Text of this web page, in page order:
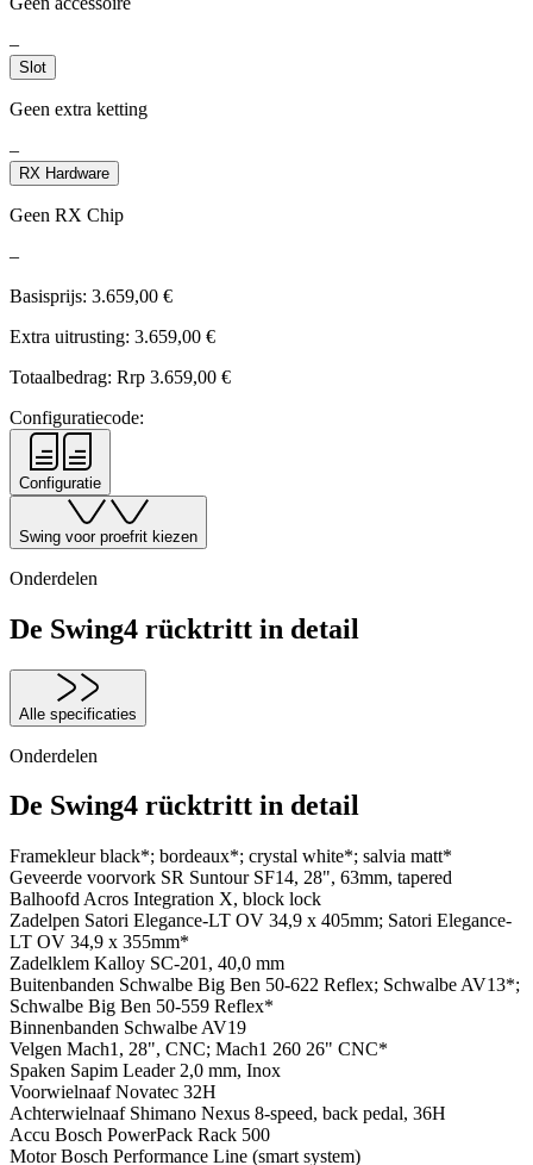
–
Slot
Geen extra ketting
–
RX Hardware
Geen RX Chip
–
Basisprijs: 3.659,00 €
Extra uitrusting: 3.659,00 €
Totaalbedrag: Rrp 3.659,00 €
Configuratiecode:
Configuratie
Swing voor proefrit kiezen
Onderdelen
De Swing4 rücktritt in detail
Alle specificaties
Onderdelen
De Swing4 rücktritt in detail
Framekleurblack*; bordeaux*; crystal white*; salvia matt*
Geveerde voorvork SR Suntour SF14, 28", 63mm, tapered
Balhoofd Acros Integration X, block lock
Zadelpen Satori Elegance-LT OV 34,9 x 405mm; Satori Elegance-
LT OV 34,9 x 355mm*
Zadelklem Kalloy SC-201, 40,0 mm
Buitenbanden Schwalbe Big Ben 50-622 Reflex; Schwalbe AV13*;
Schwalbe Big Ben 50-559 Reflex*
Binnenbanden Schwalbe AV19
Velgen Mach1, 28", CNC; Mach1 260 26" CNC*
Spaken Sapim Leader 2,0 mm, Inox
VoorwielnaafNovatec 32H
Achterwielnaaf Shimano Nexus 8-speed, back pedal, 36H
Accu Bosch PowerPack Rack 500
MotorBosch Performance Line (smart system)